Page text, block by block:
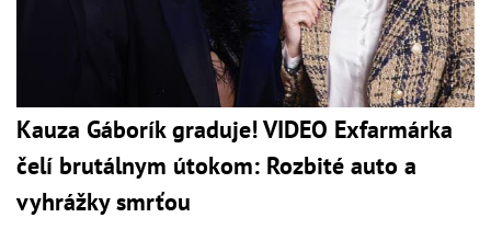
Kauza Gáborík graduje! VIDEO Exfarmárka
čelí brutálnym útokom: Rozbité auto a
vyhrážky smrťou